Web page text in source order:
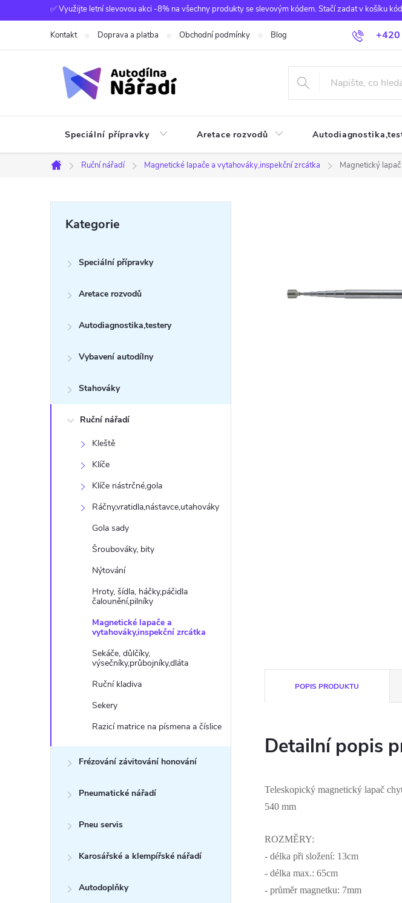
na
✅ Využijte letní slevovou akci -8% na všechny produkty se slevovým kódem. Stačí zadat v košíku
Kontakt Doprava a platba Obchodní podmínky Blog
Speciální přípravky Aretace rozvodů
Domů
Ruční nářadí Magnetické lapače a vytahováky,inspekční zrcátka Magnetický
n
kategorie
Kategorie
Speciální přípravky
Aretace rozvodů
Autodiagnostika,testery
Vybavení autodílny
Stahováky
Ruční nářadí
Kleště
Klíče
Klíče nástrčné,gola
Ráčny,vratidla,nástavce,utahováky
Gola sady
Šroubováky, bity
Nýtování
Hroty, šídla, háčky,páčidla
čalounění,pilníky
Magnetické lapače a
vytahováky,inspekční zrcátka
Sekáče, důlčíky,
výsečníky,průbojníky,dláta
Ruční kladiva
Sekery
Razicí matrice na písmena a číslice
Frézování závitování honování
Pneumatické nářadí
Pneu servis
Karosářské a klempířské nářadí
Autodoplňky
POPIS PRODUKTU
Detailní popis
Teleskopický magnetický lapač
540 mm
ROZMĚRY:
- délka při složení: 13cm
- délka max.: 65cm
- průměr magnetku: 7mm